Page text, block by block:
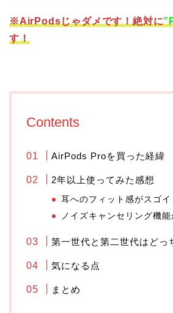
※AirPodsじゃダメです！絶対に
す！
Contents
AirPods Proを買った経緯
2年以上使ってみた感想
耳へのフィット感がスゴイ
ノイズキャンセリング機能
第一世代と第二世代はどっ
気になる点
まとめ